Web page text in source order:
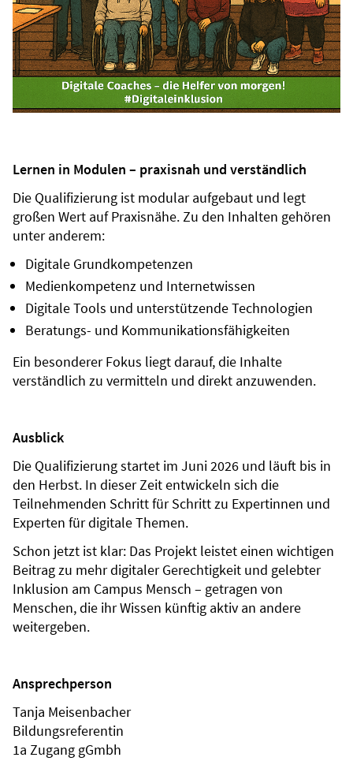
Lernen in Modulen – praxisnah und verständlich
Die Qualifizierung ist modular aufgebaut und legt
großen Wert auf Praxisnähe. Zu den Inhalten gehören
unter anderem:
Digitale Grundkompetenzen
Medienkompetenz und Internetwissen
Digitale Tools und unterstützende Technologien
Beratungs- und Kommunikationsfähigkeiten
Ein besonderer Fokus liegt darauf, die Inhalte
verständlich zu vermitteln und direkt anzuwenden.
Ausblick
Die Qualifizierung startet im Juni 2026 und läuft bis in
den Herbst. In dieser Zeit entwickeln sich die
Teilnehmenden Schritt für Schritt zu Expertinnen und
Experten für digitale Themen.
Schon jetzt ist klar: Das Projekt leistet einen wichtigen
Beitrag zu mehr digitaler Gerechtigkeit und gelebter
Inklusion am Campus Mensch – getragen von
Menschen, die ihr Wissen künftig aktiv an andere
weitergeben.
Ansprechperson
Tanja Meisenbacher
Bildungsreferentin
1a Zugang gGmbh